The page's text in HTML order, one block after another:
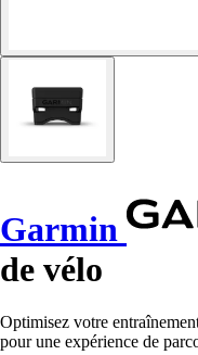
Garmin
de vélo
Optimisez votre
pour une expérience de